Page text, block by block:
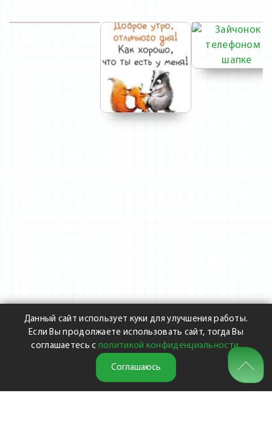
Данный сайт использует куки для улучшения работы.
Если Вы продолжаете использовать сайт, тогда Вы
соглашаетесь с политикой конфиденциальности.
Соглашаюсь